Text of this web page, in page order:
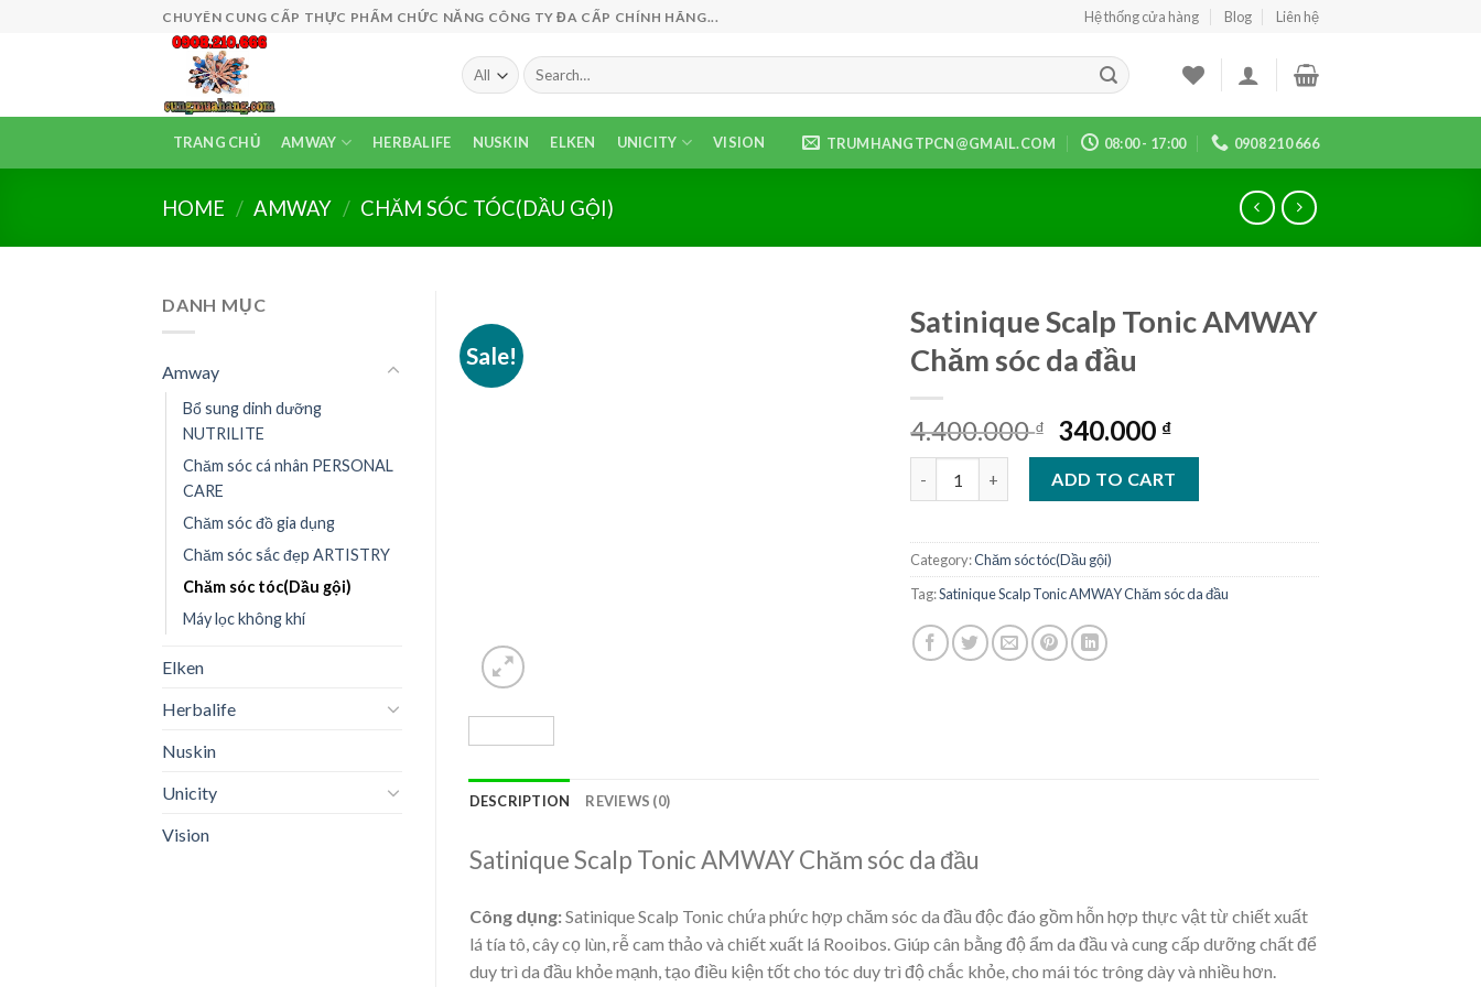
CHUYÊN CUNG CẤP THỰC PHẨM CHỨC NĂNG CÔNG TY ĐA CẤP CHÍNH HÃNG... Hệ thống cửa hàng Blog Liên hệ
Search
for:
TRANG CHỦ AMWAY HERBALIFE NUSKIN ELKEN UNICITY VISION TRUMHANGTPCN@GMAIL.COM 08:00 - 17:00 0908 210 666
HOME / AMWAY / CHĂM SÓC TÓC(DẦU GỘI)
DANH MỤC
Amway
Bổ sung dinh dưỡng
NUTRILITE
Chăm sóc cá nhân PERSONAL
CARE
Chăm sóc đồ gia dụng
Chăm sóc sắc đẹp ARTISTRY
Chăm sóc tóc(Dầu gội)
Máy lọc không khí
Elken
Herbalife
Nuskin
Unicity
Vision
Sale!
Satinique Scalp Tonic AMWAY
Chăm sóc da đầu
4.400.000₫
Original
price
was:
4.400.000 ₫.
340.000 ₫Current
price
is:
340.000 ₫.
ADD TO CART
Category:Chăm sóc tóc(Dầu gội)
Tag:Satinique Scalp Tonic AMWAY Chăm sóc da đầu
DESCRIPTION REVIEWS (0)
Satinique Scalp Tonic AMWAY Chăm sóc da đầu
Công dụng:Satinique Scalp Tonic chứa phức hợp chăm sóc da đầu độc đáo gồm hỗn hợp thực vật từ chiết xuất
lá tía tô, cây cọ lùn, rễ cam thảo và chiết xuất lá Rooibos. Giúp cân bằng độ ẩm da đầu và cung cấp dưỡng chất để
duy trì da đầu khỏe mạnh, tạo điều kiện tốt cho tóc duy trì độ chắc khỏe, cho mái tóc trông dày và nhiều hơn.